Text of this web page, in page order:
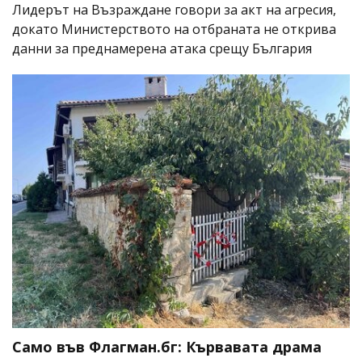
Лидерът на Възраждане говори за акт на агресия,
докато Министерството на отбраната не открива
данни за преднамерена атака срещу България
Само във Флагман.бг: Кървавата драма